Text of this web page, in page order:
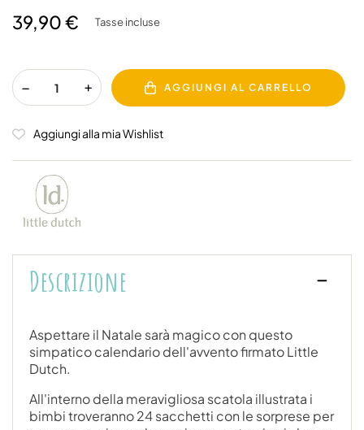
39,90 € Tasse incluse
AGGIUNGI AL CARRELLO
Aggiungi alla mia Wishlist
Descrizione
Aspettare il Natale sarà magico con questo
simpatico calendario dell'avvento firmato Little
Dutch.
All'interno della meravigliosa scatola illustrata i
bimbi troveranno 24 sacchetti con le sorprese per